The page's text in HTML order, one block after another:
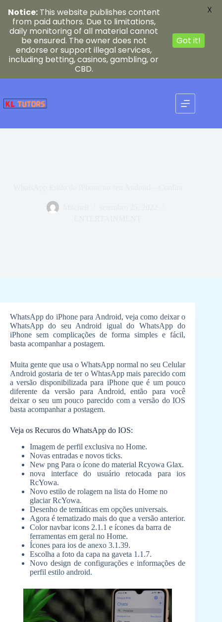
conteúdo
WhatsApp do iPhone para Android, veja como deixar o
WhatsApp do seu Android igual do WhatsApp do
iPhone sem complicações de forma simples e fácil,
basta acompanhar a postagem.
Muita gente que usa o WhatsApp normal no seu Celular
Android gostaria de ter o WhtasApp mais parecido com
a versão disponibilizada para iPhone que é um pouco
diferente da versão para Android, então para você
deixar o seu um pouco parecido com a versão do IOS
basta acompanhar a postagem.
Veja os Recuros do WhatsApp do IOS:
Imagem de perfil exclusiva no Home.
Novas entradas e novos ticks.
New png Para o ícone do material Rcyowa Glax.
nova interface do usuário retocada para ios
RcYowa.
Novo estilo de rolagem na lista do Home no
glaciar RcYowa.
Desenho de temáticas em opções universais.
Agora é tematizado mais do que a versão anterior.
Color navbar icons 2.1.1 e ícones da barra de
ferramentas em geral no Home.
Ícones para ios de anexo 3.1.39.
Escolha a foto da capa na gaveta 1.1.7.
Novo design de configurações e informações de
perfil estilo android.
Notice:This website publishes content
from paid authors. Due to limitations,
daily monitoring of all material cannot
be ensured. The owner does not
endorse or support illegal services,
including betting, casinos, gambling, or
CBD.
Got it!
X